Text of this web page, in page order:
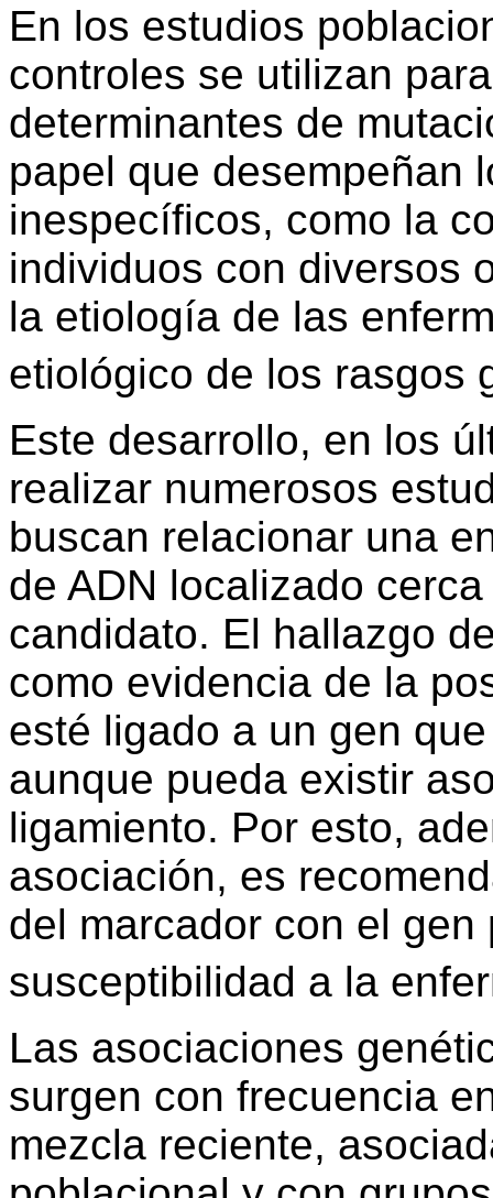
En los estudios
controles se utilizan
determinantes de
papel que desempeñan
inespecíficos, como la
individuos con diversos
la etiología de las
etiológico de los rasgos
Este desarrollo, en los
realizar numerosos
buscan relacionar una
de ADN localizado
candidato. El hallazgo
como evidencia de la
esté ligado a un gen
aunque pueda existir
ligamiento. Por esto,
asociación, es
del marcador con el gen
susceptibilidad a la
Las asociaciones
surgen con frecuencia
mezcla reciente,